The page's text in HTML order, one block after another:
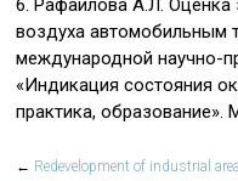
6. Рафаилова А.Л. Оценка
воздуха автомобильным
международной научно-
«Индикация состояния
практика, образование».
← Redevelopment of industrial